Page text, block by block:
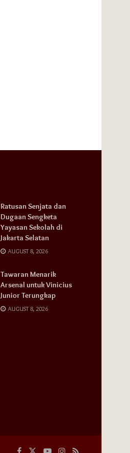
Ratusan Senjata dan
Dugaan Sengketa
Yayasan Sekolah di
Jakarta Selatan
AUGUST 8, 2026
Tawaran Menarik
Arsenal untuk Vinicius
Junior Terungkap
AUGUST 8, 2026